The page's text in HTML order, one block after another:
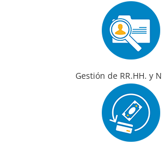
Gestión de RR.HH. y